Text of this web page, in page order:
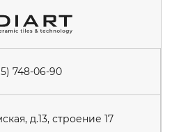
748-06-90
д.13, строение 17